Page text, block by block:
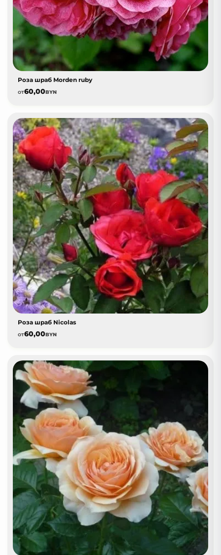
Роза шраб Morden ruby
от60,00BYN
Роза шраб Nicolas
от60,00BYN